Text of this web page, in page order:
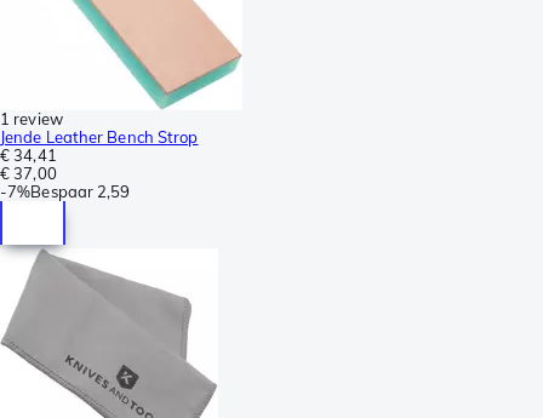
1 review
Jende Leather Bench Strop
€ 34,41
€ 37,00
-7%Bespaar 2,59